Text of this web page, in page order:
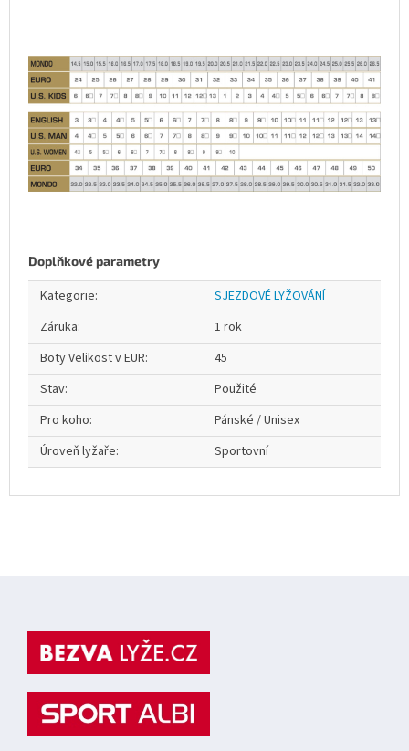
Doplňkové parametry
Kategorie:
SJEZDOVÉ LYŽOVÁNÍ
Záruka:
1 rok
Boty Velikost v EUR:
45
Stav:
Použité
Pro koho:
Pánské / Unisex
Úroveň lyžaře: Sportovní